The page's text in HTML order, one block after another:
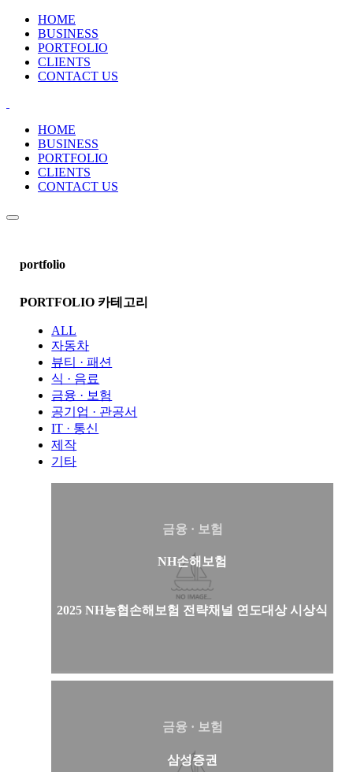
HOME
BUSINESS
PORTFOLIO
CLIENTS
CONTACT US
HOME
BUSINESS
PORTFOLIO
CLIENTS
CONTACT US
portfolio
PORTFOLIO 카테고리
ALL
자동차
뷰티 · 패션
식 · 음료
금융 · 보험
공기업 · 관공서
IT · 통신
제작
기타
금융 · 보험
NH손해보험
2025 NH농협손해보험 전략채널 연도대상 시상식
금융 · 보험
삼성증권